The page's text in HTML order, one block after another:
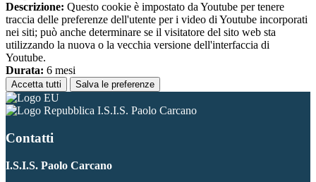
Descrizione: Questo cookie è impostato da Youtube per tenere
traccia delle preferenze dell'utente per i video di Youtube incorporati
nei siti; può anche determinare se il visitatore del sito web sta
utilizzando la nuova o la vecchia versione dell'interfaccia di
Youtube.
Durata: 6 mesi
Accetta tutti Salva le preferenze
I.S.I.S. Paolo Carcano
Contatti
I.S.I.S. Paolo Carcano